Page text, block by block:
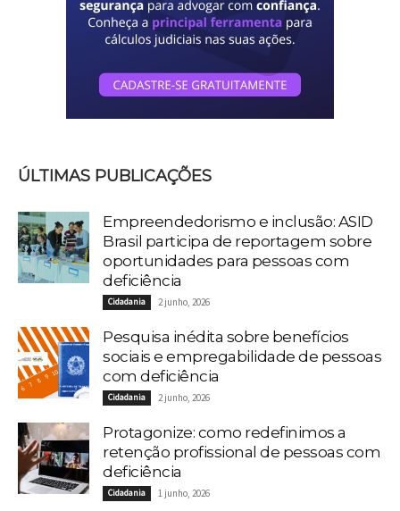
ÚLTIMAS PUBLICAÇÕES
Empreendedorismo e inclusão: ASID
Brasil participa de reportagem sobre
oportunidades para pessoas com
deficiência
Cidadania 2 junho, 2026
Pesquisa inédita sobre benefícios
sociais e empregabilidade de pessoas
com deficiência
Cidadania 2 junho, 2026
Protagonize: como redefinimos a
retenção profissional de pessoas com
deficiência
Cidadania 1 junho, 2026